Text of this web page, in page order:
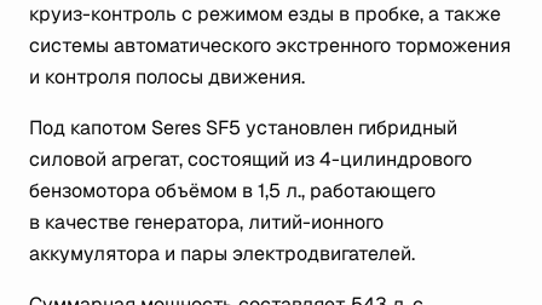
круиз-контроль с режимом езды в пробке, а также
системы автоматического экстренного торможения
и контроля полосы движения.
Под капотом Seres SF5 установлен гибридный
силовой агрегат, состоящий из 4-цилиндрового
бензомотора объёмом в 1,5 л., работающего
в качестве генератора, литий-ионного
аккумулятора и пары электродвигателей.